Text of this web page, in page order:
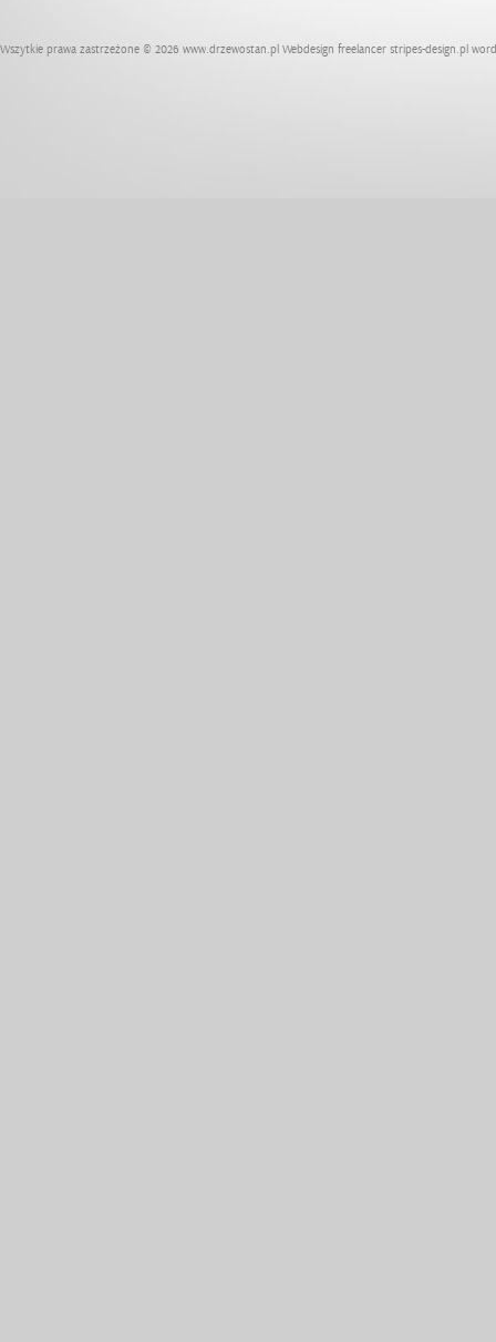
Wszytkie prawa zastrzeżone © 2026 www.drzewostan.pl Webdesign freelancer stripes-design.pl